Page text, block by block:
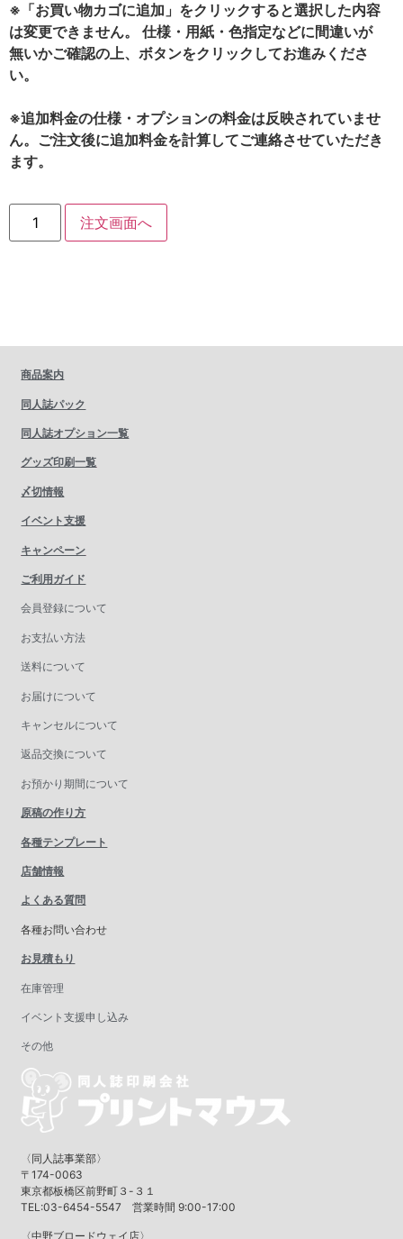
※「お買い物カゴに追加」をクリックすると選択した内容
は変更できません。 仕様・用紙・色指定などに間違いが
無いかご確認の上、ボタンをクリックしてお進みくださ
い。
※追加料金の仕様・オプションの料金は反映されていませ
ん。ご注文後に追加料金を計算してご連絡させていただき
ます。
注文画面へ
商品案内
同人誌パック
同人誌オプション一覧
グッズ印刷一覧
〆切情報
イベント支援
キャンペーン
ご利用ガイド
会員登録について
お支払い方法
送料について
お届けについて
キャンセルについて
返品交換について
お預かり期間について
原稿の作り方
各種テンプレート
店舗情報
よくある質問
各種お問い合わせ
お見積もり
在庫管理
イベント支援申し込み
その他
〈同人誌事業部〉
〒174-0063
東京都板橋区前野町３-３１
TEL:03-6454-5547 営業時間 9:00-17:00
〈中野ブロードウェイ店〉